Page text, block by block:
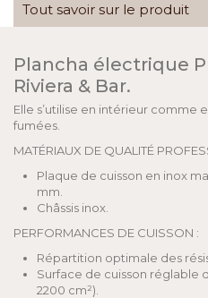
Tout savoir sur le produit
Plancha électrique
Riviera & Bar.
Elle s’utilise en intérieur
fumées.
MATÉRIAUX DE QUALITÉ
Plaque de cuisson en inox
mm.
Châssis inox.
PERFORMANCES DE CUISSON :
Répartition optimale des
Surface de cuisson réglable
2200 cm²).